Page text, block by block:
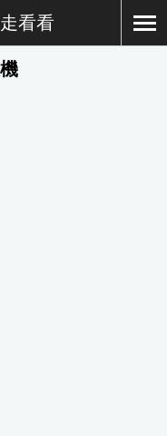
看看